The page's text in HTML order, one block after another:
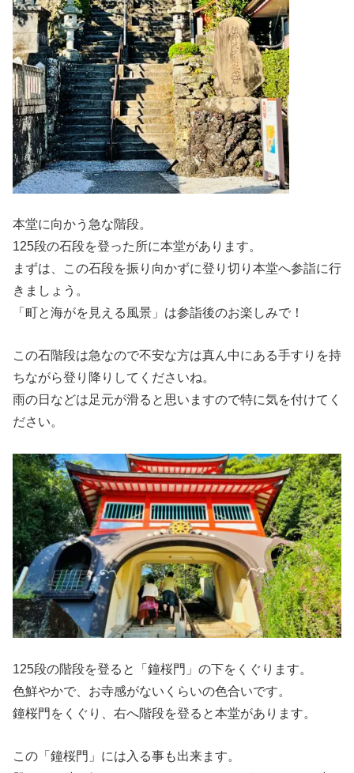
本堂に向かう急な階段。
125段の石段を登った所に本堂があります。
まずは、この石段を振り向かずに登り切り本堂へ参詣に行
きましょう。
「町と海がを見える風景」は参詣後のお楽しみで！
この石階段は急なので不安な方は真ん中にある手すりを持
ちながら登り降りしてくださいね。
雨の日などは足元が滑ると思いますので特に気を付けてく
ださい。
125段の階段を登ると「鐘桜門」の下をくぐります。
色鮮やかで、お寺感がないくらいの色合いです。
鐘桜門をくぐり、右へ階段を登ると本堂があります。
この「鐘桜門」には入る事も出来ます。